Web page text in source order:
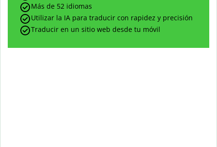
Más de 52 idiomas
Utilizar la IA para traducir con rapidez y precisión
Traducir en un sitio web desde tu móvil